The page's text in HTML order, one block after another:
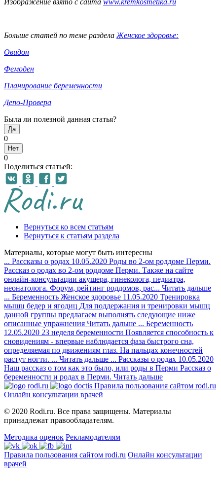
Изображение взято с сайта www.kremkosmetika.ru
Больше статей по теме раздела Женское здоровье:
Овидон
Фемоден
Планирование беременности
Депо-Провера
Была ли полезной данная статья?
Да
0
Нет
0
Поделиться статьей:
Вернуться ко всем статьям
Вернуться к статьям раздела
Материалы, которые могут быть интересны
... Рассказы о родах 10.05.2020 Роды во 2-ом роддоме Перми.
Рассказ о родах во 2-ом роддоме Перми. Также на сайте
онлайн-консультации акушера, гинеколога, педиатра,
неонатолога. Форум, рейтинг роддомов, рас... Читать дальше
... Беременность Женское здоровье 11.05.2020 Тренировка
мышц бедер и ягодиц Для поддержания и тренировки мышц
данной группы предлагаем выполнять следующие ниже
описанные упражнения Читать дальше ... Беременность
12.05.2020 23 неделя беременности Появляется способность к
сновидениям - впервые наблюдается фаза быстрого сна,
определяемая по движениям глаз. На пальцах конечностей
растут ногти. ... Читать дальше ... Рассказы о родах 10.05.2020
Наш рассказ о том как это было, или роды в Перми Рассказ о
беременности и родах в Перми. Читать дальше
Правила пользования сайтом rodi.ru
Онлайн консультации врачей
© 2020 Rodi.ru. Все права защищены. Материалы
принадлежат правообладателям.
Методика оценок Рекламодателям
Правила пользования сайтом rodi.ru Онлайн консультации
врачей